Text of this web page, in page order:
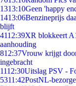
1313:10Geen 'happy
1413:06Benzineprijs
blijft
4112:39XR blokkeert
aanhouding
812:37Vrouw krijgt
ingebracht
1112:30Uitslag PSV -
5311:42PostNL-